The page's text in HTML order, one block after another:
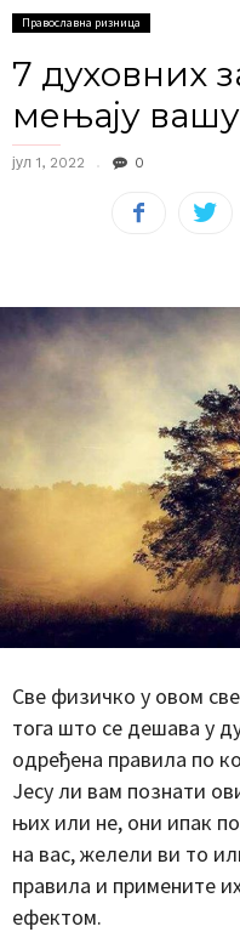
Православна ризница
7 духовних
мењају
јул 1, 2022 0
Све физичко у овом
тога што се дешава у
одређена правила по
Јесу ли вам познати
њих или не, они ипак
на вас, желели ви то
правила и примените
ефектом.